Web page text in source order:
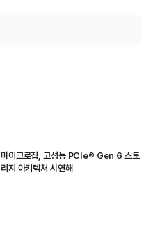
마이크로칩, 고성능 PCIe® Gen 6 스토
리지 아키텍처 시연해